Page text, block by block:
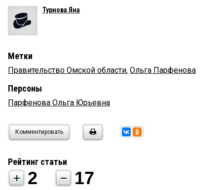
Турнова Яна
Метки
Правительство Омской области, Ольга Парфенова
Персоны
Парфенова Ольга Юрьевна
Комментировать
Рейтинг статьи
2 17